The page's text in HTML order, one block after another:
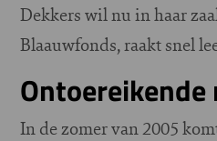
Dekkers wil nu in haar
Blaauwfonds, raakt snel
Ontoereikende
In de zomer van 2005